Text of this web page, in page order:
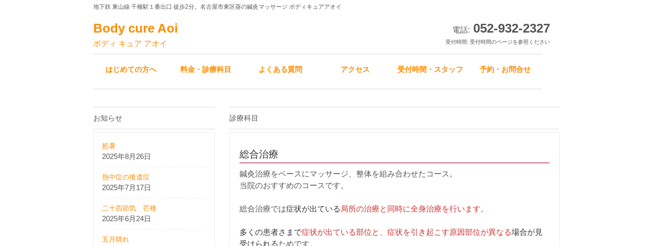
地下鉄 東山線 千種駅１番出口 徒歩2分。名古屋市東区葵の鍼灸マッサージ ボディキュアアオイ
Body cure Aoi
ボディ キュア アオイ
電話: 052-932-2327
受付時間: 受付時間のページを参照ください
はじめての方へ 料金・診療科目 よくある質問 アクセス 受付時間・スタッフ 予約・お問合せ
診療科目
総合治療
鍼灸治療をベースにマッサージ、整体を組み合わせたコース。
当院のおすすめのコースです。
総合治療では症状が出ている 局所の治療と同時に全身治療を行います。
多くの患者さまで症状が出ている部位と、症状を引き起こす原因部位が異なる場合が見
受けられるためです。
お知らせ
処暑
2025年8月26日
熱中症の後遺症
2025年7月17日
二十四節気 芒種
2025年6月24日
五月晴れ